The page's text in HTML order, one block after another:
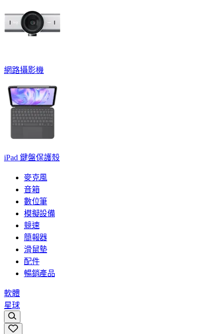
網路攝影機
iPad 鍵盤保護殼
麥克風
音箱
數位筆
模擬設備
競速
簡報器
滑鼠墊
配件
暢銷產品
軟體
星球